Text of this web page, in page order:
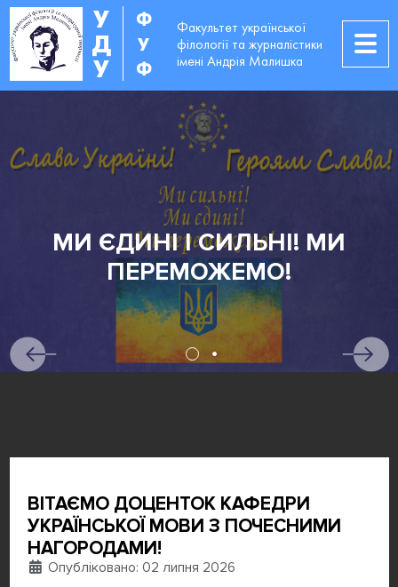
У
Д
У
Ф
У
Ф
Факультет української
філології та журналістики
імені Андрія Малишка
МИ ЄДИНІ І СИЛЬНІ! МИ
ПЕРЕМОЖЕМО!
ВІТАЄМО ДОЦЕНТОК КАФЕДРИ
УКРАЇНСЬКОЇ МОВИ З ПОЧЕСНИМИ
НАГОРОДАМИ!
Деталі
Опубліковано: 02 липня 2026